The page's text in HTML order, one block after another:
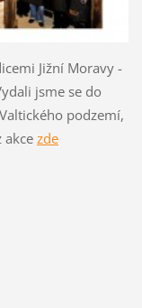
Jižní Moravy -
jsme se do
podzemí,
akce zde